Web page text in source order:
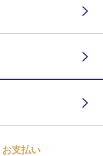
お支払い